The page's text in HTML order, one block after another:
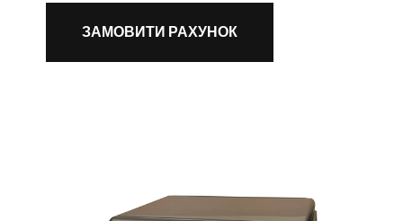
ЗАМОВИТИ РАХУНОК